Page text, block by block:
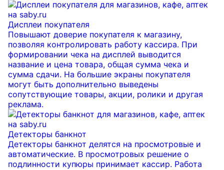
Дисплеи покупателя
Повышают доверие покупателя к магазину,
позволяя контролировать работу кассира. При
формировании чека на дисплей выводится
название и цена товара, общая сумма чека и
сумма сдачи. На большие экраны покупателя
могут быть дополнительно выведены
сопутствующие товары, акции, ролики и другая
реклама.
Детекторы банкнот
Детекторы банкнот делятся на просмотровые и
автоматические. В просмотровых решение о
подлинности купюры принимает кассир. Работа